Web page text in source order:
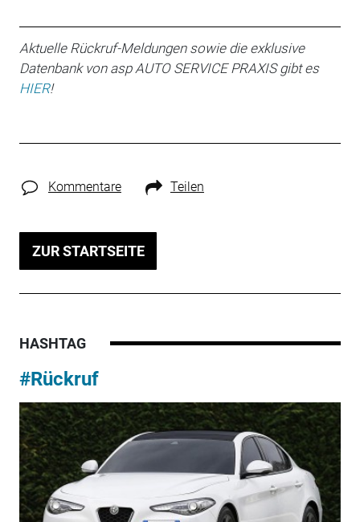
Aktuelle Rückruf-Meldungen sowie die exklusive
Datenbank von asp AUTO SERVICE PRAXIS gibt es
HIER!
Kommentare Teilen
ZUR STARTSEITE
HASHTAG
#Rückruf